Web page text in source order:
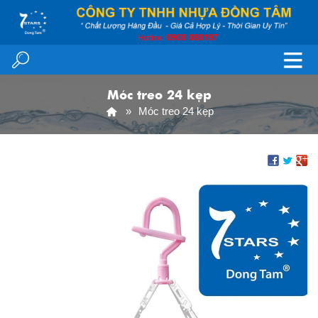
Móc treo 24 kẹp
Móc treo 24 kẹp